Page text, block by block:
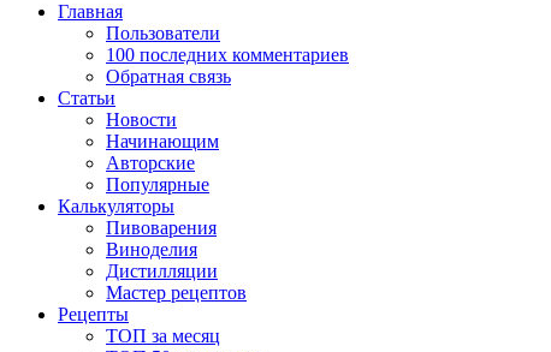
Главная
Пользователи
100 последних комментариев
Обратная связь
Статьи
Новости
Начинающим
Авторские
Популярные
Калькуляторы
Пивоварения
Виноделия
Дистилляции
Мастер рецептов
Рецепты
ТОП за месяц